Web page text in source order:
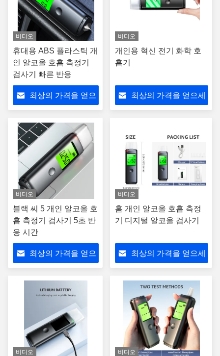
비디오
휴대용 ABS 플라스틱 개
인 알코올 호흡 측정기
검사기 빠른 반응
최상의 가격을 얻으
비디오
개인용 혁신 전기 화학 호
흡기
최상의 가격을 얻으세
비디오
블랙 씨 5 개인 알코올 호
흡 측정기 검사기 5초 반
응 시간
최상의 가격을 얻으
비디오
홈 개인 알코올 호흡 측정
기 디지털 알코올 검사기
최상의 가격을 얻으세
비디오 비디오